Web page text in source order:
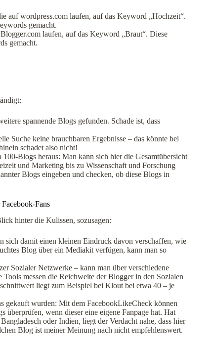
auf wordpress.com laufen, auf das Keyword „Hochzeit“.
gemacht.
laufen, auf das Keyword „Braut“. Diese
gemacht.
spannende Blogs gefunden. Schade ist, dass
Suche keine brauchbaren Ergebnisse – das könnte bei
schadet also nicht!
100-Blogs heraus: Man kann sich hier die Gesamtübersicht
und Marketing bis zu Wissenschaft und Forschung
Blogs eingeben und checken, ob diese Blogs in
Fans
hinter die Kulissen, sozusagen:
sich damit einen kleinen Eindruck davon verschaffen, wie
Blog über ein Mediakit verfügen, kann man so
Sozialer Netzwerke – kann man über verschiedene
Tools messen die Reichweite der Blogger in den Sozialen
liegt zum Beispiel bei Klout bei etwa 40 – je
gekauft wurden: Mit dem FacebookLikeCheck können
überprüfen, wenn dieser eine eigene Fanpage hat. Hat
oder Indien, liegt der Verdacht nahe, dass hier
Blog ist meiner Meinung nach nicht empfehlenswert.